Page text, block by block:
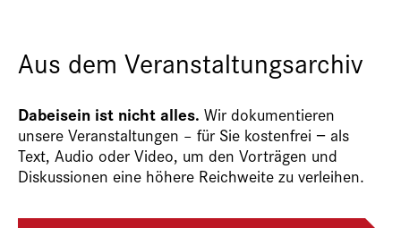
Aus dem Veranstaltungsarchiv
Dabeisein ist nicht alles. Wir dokumentieren
unsere Veranstaltungen – für Sie kostenfrei − als
Text, Audio oder Video, um den Vorträgen und
Diskussionen eine höhere Reichweite zu verleihen.